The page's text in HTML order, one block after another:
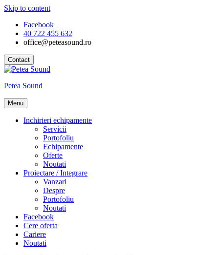
Skip to content
Facebook
40 722 455 632
office@peteasound.ro
Contact
Petea Sound
Menu
Inchirieri echipamente
Servicii
Portofoliu
Echipamente
Oferte
Noutati
Proiectare / Integrare
Vanzari
Despre
Portofoliu
Noutati
Facebook
Cere oferta
Cariere
Noutati